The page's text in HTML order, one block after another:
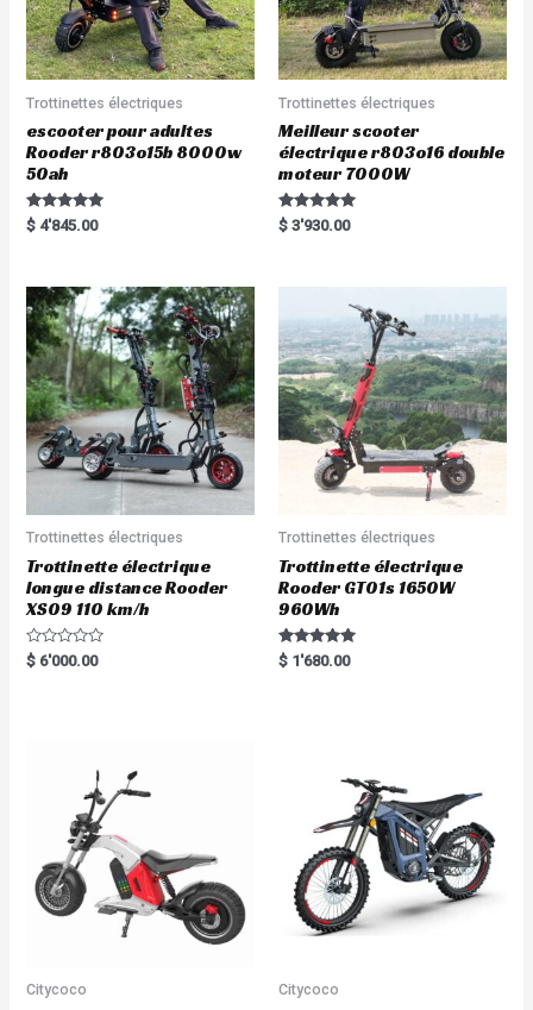
Trottinettes électriques
escooter pour adultes
Rooder r803o15b 8000w
50ah
Rated
5.00
$ 4'845.00
Trottinettes électriques
Meilleur scooter
électrique r803o16 double
moteur 7000W
Rated
5.00
$ 3'930.00
Trottinettes électriques
Trottinette électrique
longue distance Rooder
XS09 110 km/h
R
a
$ 6'000.00
Trottinettes électriques
Trottinette électrique
Rooder GT01s 1650W
960Wh
Rated
5.00
$ 1'680.00
Citycoco Citycoco